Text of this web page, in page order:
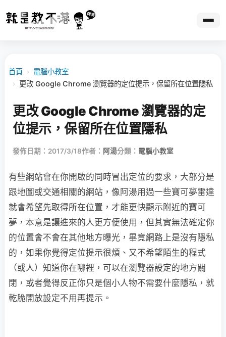
首頁 › 電腦小教室
› 更改 Google Chrome 瀏覽器的定位提示，保留所在位置隱私
更改 Google Chrome 瀏覽器的定
位提示，保留所在位置隱私
發佈日期：2017/3/18作者： 阿湯分類： 電腦小教室
有些網站會在你開啟的同時冒出定位的要求，大部分是
跟地圖或交通相關的網站，像阿湯用過一些寶可夢雷達
就會希望先取得所在位置，才能更快顯示附近的寶可
夢，本意是讓進來的人更方便使用，但其實無法確定你
的位置會不會在其他地方曝光，畢竟網路上是沒有隱私
的，如果你覺得定位提示很煩、又不希望陌生的程式
（或人）知道你在哪裡，可以在瀏覽器設定的地方關
閉，或者覺得反正你只是個小人物不需要什麼隱私，就
乾脆開放設定不用再提示。